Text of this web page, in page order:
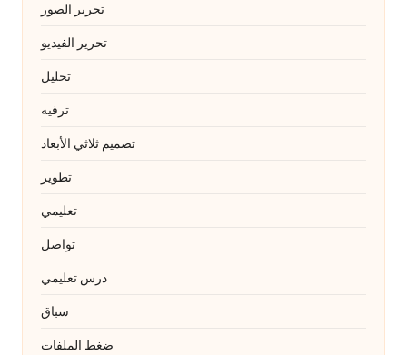
تحرير الصور
تحرير الفيديو
تحليل
ترفيه
تصميم ثلاثي الأبعاد
تطوير
تعليمي
تواصل
درس تعليمي
سباق
ضغط الملفات